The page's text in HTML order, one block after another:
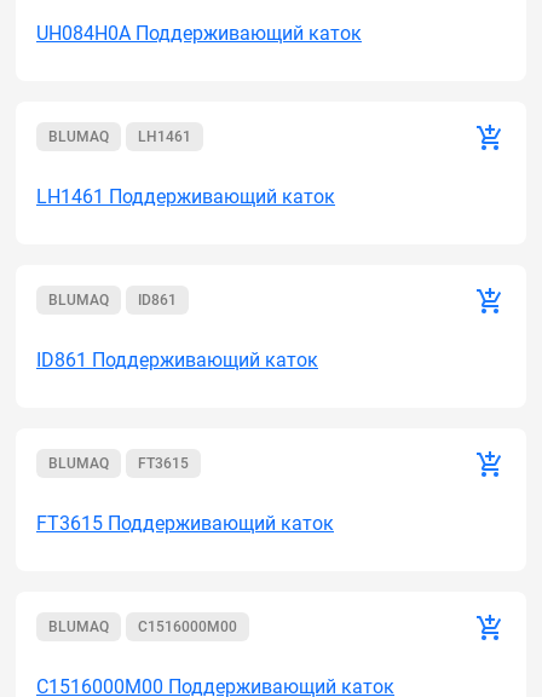
UH084H0A Поддерживающий каток
BLUMAQ LH1461
LH1461 Поддерживающий каток
BLUMAQ ID861
ID861 Поддерживающий каток
BLUMAQ FT3615
FT3615 Поддерживающий каток
BLUMAQ C1516000M00
C1516000M00 Поддерживающий каток